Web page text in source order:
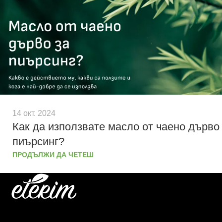
14 окт. 2024
Как да използвате масло от чаено дърво
пиърсинг?
ПРОДЪЛЖИ ДА ЧЕТЕШ